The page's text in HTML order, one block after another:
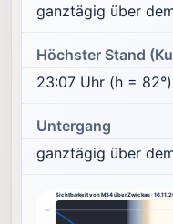
ganztägig über
Höchster Stand
23:07 Uhr (h = 82°)
Untergang
ganztägig über
80°
Sichtbarkeit von M34 über Zwickau ·